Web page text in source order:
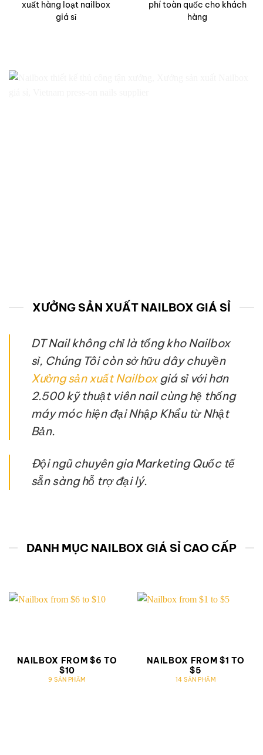
xuất hàng loạt nailbox
giá sỉ
phí toàn quốc cho khách
hàng
XƯỞNG SẢN XUẤT NAILBOX GIÁ SỈ
DT Nail không chỉ là tổng kho Nailbox
sỉ, Chúng Tôi còn sở hữu dây chuyền
Xưởng sản xuất Nailboxgiá sỉ với hơn
2.500 kỹ thuật viên nail cùng hệ thống
máy móc hiện đại Nhập Khẩu từ Nhật
Bản.
Đội ngũ chuyên gia Marketing Quốc tế
sẵn sàng hỗ trợ đại lý.
DANH MỤC NAILBOX GIÁ SỈ CAO CẤP
NAILBOX FROM $6 TO
$10
9 SẢN PHẨM
NAILBOX FROM $1 TO
$5
14 SẢN PHẨM